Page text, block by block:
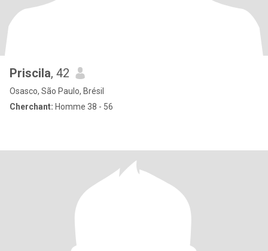
Priscila, 42
Osasco, São Paulo, Brésil
Cherchant: Homme 38 - 56